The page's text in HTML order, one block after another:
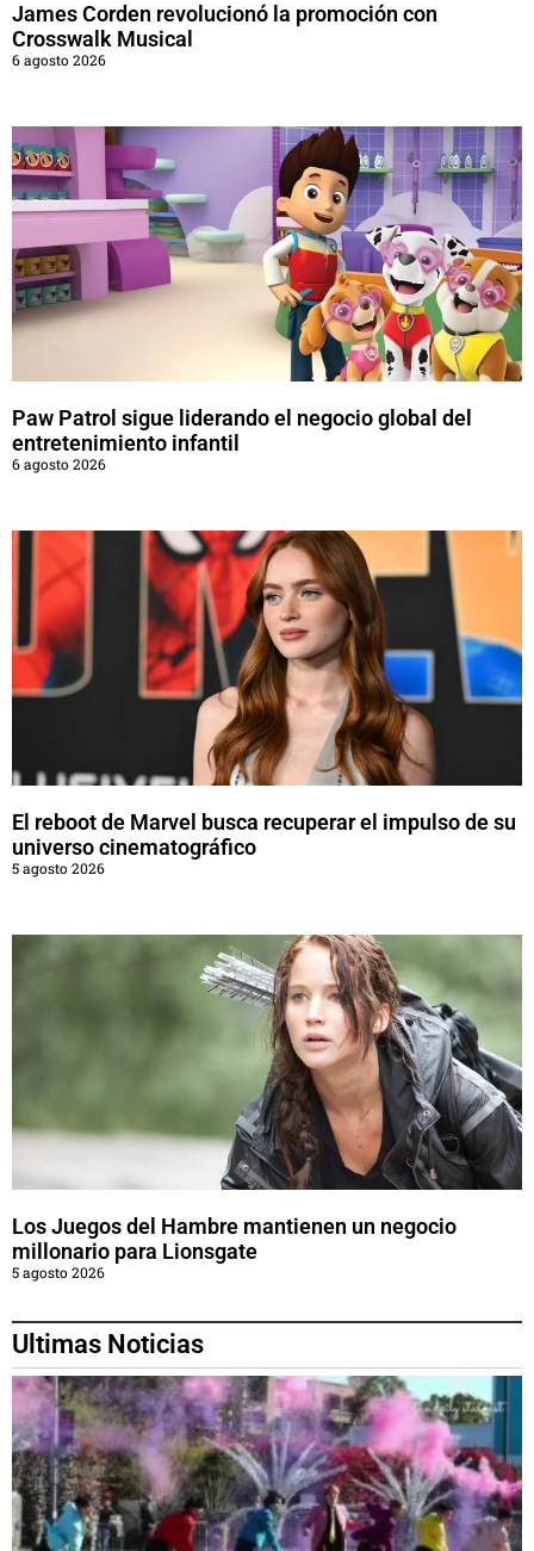
James Corden revolucionó la promoción con
Crosswalk Musical
6 agosto 2026
Paw Patrol sigue liderando el negocio global del
entretenimiento infantil
6 agosto 2026
El reboot de Marvel busca recuperar el impulso de su
universo cinematográfico
5 agosto 2026
Los Juegos del Hambre mantienen un negocio
millonario para Lionsgate
5 agosto 2026
Ultimas Noticias